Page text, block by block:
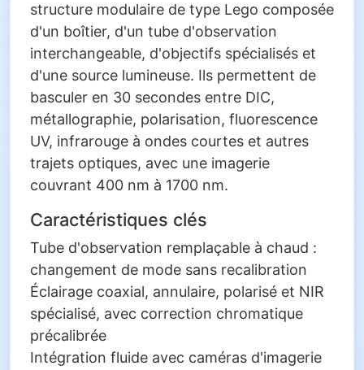
structure modulaire de type Lego composée
d'un boîtier, d'un tube d'observation
interchangeable, d'objectifs spécialisés et
d'une source lumineuse. Ils permettent de
basculer en 30 secondes entre DIC,
métallographie, polarisation, fluorescence
UV, infrarouge à ondes courtes et autres
trajets optiques, avec une imagerie
couvrant 400 nm à 1700 nm.
Caractéristiques clés
Tube d'observation remplaçable à chaud :
changement de mode sans recalibration
Éclairage coaxial, annulaire, polarisé et NIR
spécialisé, avec correction chromatique
précalibrée
Intégration fluide avec caméras d'imagerie